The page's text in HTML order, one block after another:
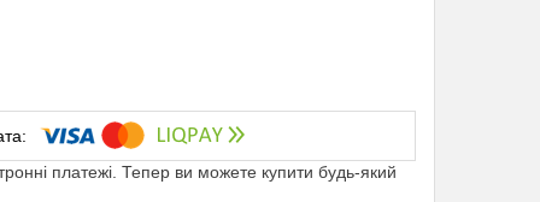
платежі. Тепер ви можете купити будь-який